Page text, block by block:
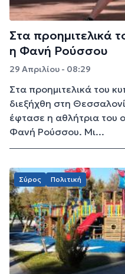
Στα προημιτελικά
η Φανή Ρούσσου
29 Απριλίου - 08:29
Στα προημιτελικά του
διεξήχθη στη
έφτασε η αθλήτρια του
Φανή Ρούσσου. Μι...
Σύρος Πολιτική